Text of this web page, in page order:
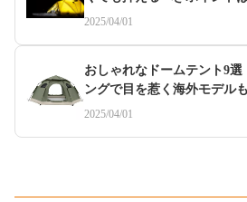
2025/04/01
おしゃれなドームテント9
ングで目を惹く海外モデルも
2025/04/01